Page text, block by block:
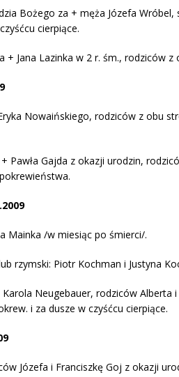
Bożego za + męża Józefa
cierpiące.
+ Jana Lazinka w 2 r. śm., rodziców
Nowaińskiego, rodziców z obu
Pawła Gajda z okazji urodzin,
Mainka /w miesiąc po śmierci/.
rzymski: Piotr Kochman i Justyna
Neugebauer, rodziców Alberta
i za dusze w czyśćcu cierpiące.
Józefa i Franciszkę Goj z okazji